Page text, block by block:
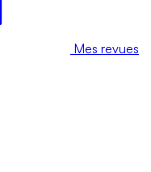
Mes revues